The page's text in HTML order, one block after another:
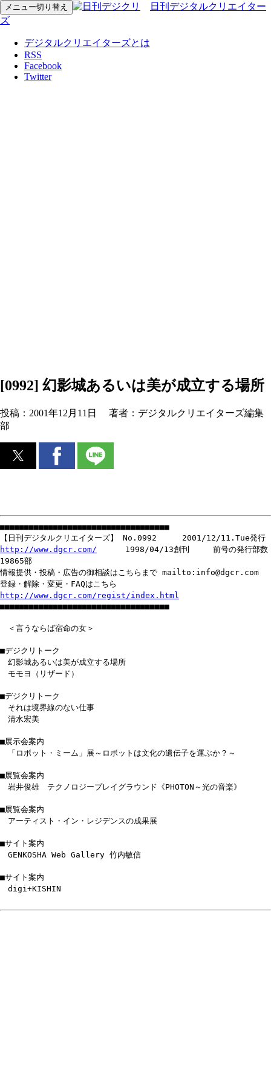
メニュー切り替え
日刊デジタルクリエイター
ズ
デジタルクリエイターズとは
RSS
Facebook
Twitter
[0992] 幻影城あるいは美が成立する場所
投稿： 2001年12月11日 著者： デジタルクリエイターズ編集
部
■■■■■■■■■■■■■■■■■■■■■■■■■■■■■■■■■■■
【日刊デジタルクリエイターズ】 No.0992 2001/12/11.Tue発行
http://www.dgcr.com/ 1998/04/13創刊 前号の発行部数
19865部
情報提供・投稿・広告の御相談はこちらまで mailto:info@dgcr.com
登録・解除・変更・FAQはこちら
http://www.dgcr.com/regist/index.html
■■■■■■■■■■■■■■■■■■■■■■■■■■■■■■■■■■■
＜言うならば宿命の女＞
■デジクリトーク
幻影城あるいは美が成立する場所
モモヨ（リザード）
■デジクリトーク
それは境界線のない仕事
清水宏美
■展示会案内
「ロボット・ミーム」展～ロボットは文化の遺伝子を運ぶか？～
■展覧会案内
岩井俊雄 テクノロジープレイグラウンド《PHOTON～光の音楽》
■展覧会案内
アーティスト・イン・レジデンスの成果展
■サイト案内
GENKOSHA Web Gallery 竹内敏信
■サイト案内
digi+KISHIN